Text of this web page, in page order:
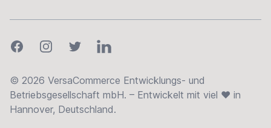
FacebookInstagramTwitterLinkedIn
© 2026 VersaCommerce Entwicklungs- und
Betriebsgesellschaft mbH. – Entwickelt mit viel ❤ in
Hannover, Deutschland.